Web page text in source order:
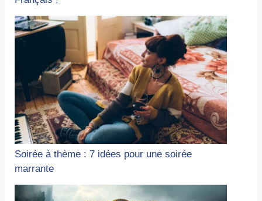
Soirée à thème : 7 idées pour une soirée
marrante